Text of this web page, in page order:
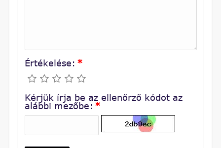
Értékelése: *
Kérjük írja be az ellenőrző kódot az
alábbi mezőbe: *